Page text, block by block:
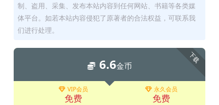
制、盗用、采集、发布本站内容到任何网站、书籍等各类媒
体平台。如若本站内容侵犯了原著者的合法权益，可联系我
们进行处理。
下载
6.6金币
VIP会员
免费
永久会员
免费